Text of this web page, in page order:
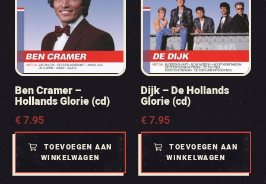
Ben Cramer –
Hollands Glorie (cd)
€7.95
TOEVOEGEN AAN
WINKELWAGEN
Dijk – De Hollands
Glorie (cd)
€7.95
TOEVOEGEN AAN
WINKELWAGEN